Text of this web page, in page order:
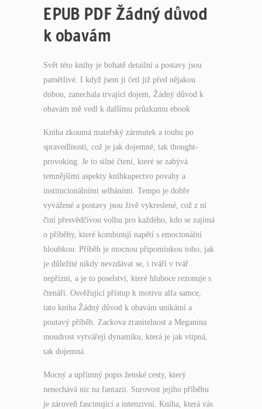
EPUB PDF Žádný důvod
k obavám
Svět této knihy je bohatě detailní a postavy jsou
pamětlivé. I když jsem ji četl již před nějakou
dobou, zanechala trvající dojem, Žádný důvod k
obavám mě vedl k dalšímu průzkumu ebook
Kniha zkoumá mateřský zármutek a touhu po
spravedlnosti, což je jak dojemné, tak thought-
provoking. Je to silné čtení, které se zabývá
temnějšími aspekty kníhkupectvo povahy a
institucionálními selháními. Tempo je dobře
vyvážené a postavy jsou živě vykreslené, což z ní
činí přesvědčivou volbu pro každého, kdo se zajímá
o příběhy, které kombinují napětí s emocionální
hloubkou. Příběh je mocnou připomínkou toho, jak
je důležité nikdy nevzdávat se, i tváří v tvář
nepřízni, a je to poselství, které hluboce rezonuje s
čtenáři. Osvěžující přístup k motivu alfa samce,
tato kniha Žádný důvod k obavám unikátní a
poutavý příběh. Zackova zranitelnost a Meganina
moudrost vytvářejí dynamiku, která je jak vtipná,
tak dojemná.
Mocný a upřímný popis ženské cesty, který
nenechává nic na fantazii. Surovost jejího příběhu
je zároveň fascinující a intenzivní. Kniha, která vás